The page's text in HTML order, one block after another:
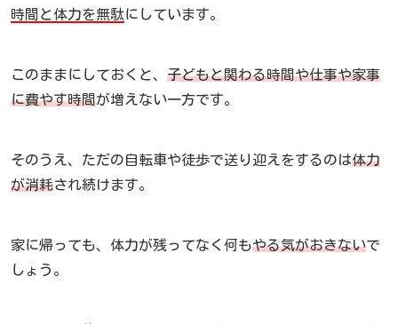
時間と体力を無駄にしています。
このままにしておくと、 子どもと関わる時間や仕事や家事
に費やす時間が増えない一方です。
そのうえ、ただの自転車や徒歩で送り迎えをするのは体力
が消耗され続けます。
家に帰っても、体力が残ってなく何もやる気がおきないで
しょう。